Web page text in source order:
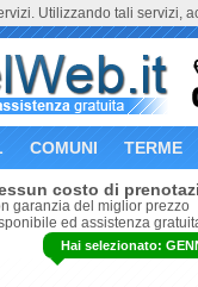
COMUNI TERME
costo di
garanzia del miglior prezzo
ed assistenza
Hai selezionato:
Utilizzando tali servizi,